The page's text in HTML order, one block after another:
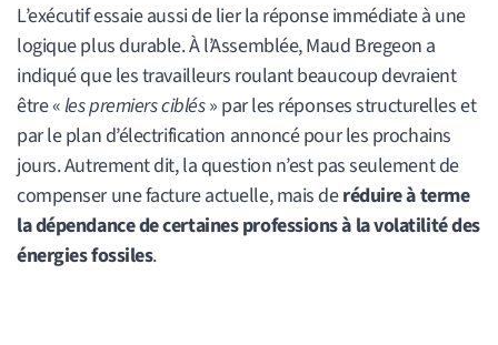
L’exécutif essaie aussi de lier la réponse immédiate à une
logique plus durable. À l’Assemblée, Maud Bregeon a
indiqué que les travailleurs roulant beaucoup devraient
être «les premiers ciblés» par les réponses structurelles et
par le plan d’électrification annoncé pour les prochains
jours. Autrement dit, la question n’est pas seulement de
compenser une facture actuelle, mais deréduire à terme
la dépendance de certaines professions à la volatilité des
énergies fossiles.